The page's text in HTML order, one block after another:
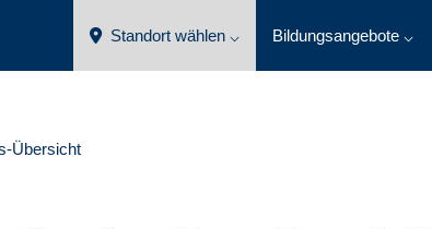
Standort wählen ⌵ Bildungsangebote ⌵
Übersicht